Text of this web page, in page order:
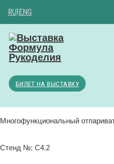
RU|ENG
БИЛЕТ НА ВЫСТАВКУ
Многофункциональный
Стенд №: C4.2